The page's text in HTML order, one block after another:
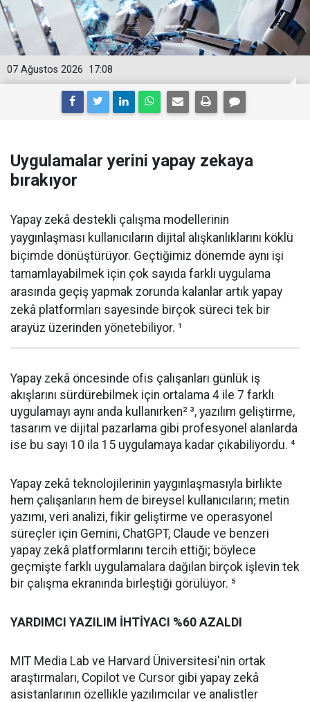
17:08
07 Ağustos 2026
Uygulamalar yerini yapay zekaya
bırakıyor
Yapay zekâ destekli çalışma modellerinin
yaygınlaşması kullanıcıların dijital alışkanlıklarını köklü
biçimde dönüştürüyor. Geçtiğimiz dönemde aynı işi
tamamlayabilmek için çok sayıda farklı uygulama
arasında geçiş yapmak zorunda kalanlar artık yapay
zekâ platformları sayesinde birçok süreci tek bir
arayüz üzerinden yönetebiliyor. ¹
Yapay zekâ öncesinde ofis çalışanları günlük iş
akışlarını sürdürebilmek için ortalama 4 ile 7 farklı
uygulamayı aynı anda kullanırken² ³, yazılım geliştirme,
tasarım ve dijital pazarlama gibi profesyonel alanlarda
ise bu sayı 10 ila 15 uygulamaya kadar çıkabiliyordu. ⁴
Yapay zekâ teknolojilerinin yaygınlaşmasıyla birlikte
hem çalışanların hem de bireysel kullanıcıların; metin
yazımı, veri analizi, fikir geliştirme ve operasyonel
süreçler için Gemini, ChatGPT, Claude ve benzeri
yapay zekâ platformlarını tercih ettiği; böylece
geçmişte farklı uygulamalara dağılan birçok işlevin tek
bir çalışma ekranında birleştiği görülüyor. ⁵
YARDIMCI YAZILIM İHTİYACI %60 AZALDI
MIT Media Lab ve Harvard Üniversitesi'nin ortak
araştırmaları, Copilot ve Cursor gibi yapay zekâ
asistanlarının özellikle yazılımcılar ve analistler